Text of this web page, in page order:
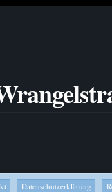
Datenschutzerklärung